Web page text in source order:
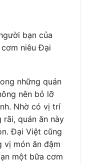
bạn của
niêu Đại
những quán
nên bỏ lỡ
Nhờ có vị trí
quán ăn này
Đại Việt cũng
vị món ăn đậm
một bữa cơm